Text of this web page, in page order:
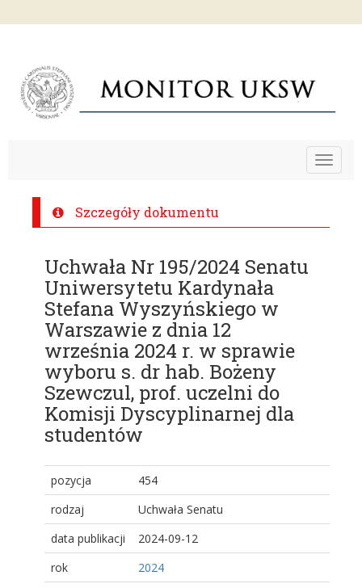
Toggle
Szczegóły dokumentu
Uchwała Nr 195/2024 Senatu
Uniwersytetu Kardynała
Stefana Wyszyńskiego w
Warszawie z dnia 12
września 2024 r. w sprawie
wyboru s. dr hab. Bożeny
Szewczul, prof. uczelni do
Komisji Dyscyplinarnej dla
studentów
pozycja
454
rodzaj
Uchwała Senatu
data publikacji
2024-09-12
rok
2024